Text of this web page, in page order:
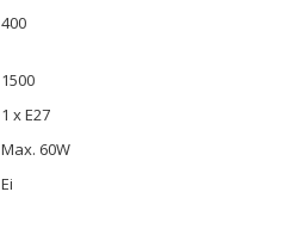
400
1500
1 x E27
Max. 60W
Ei